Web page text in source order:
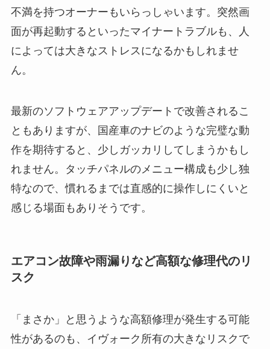
不満を持つオーナーもいらっしゃいます。突然画
面が再起動するといったマイナートラブルも、人
によっては大きなストレスになるかもしれませ
ん。
最新のソフトウェアアップデートで改善されるこ
ともありますが、国産車のナビのような完璧な動
作を期待すると、少しガッカリしてしまうかもし
れません。タッチパネルのメニュー構成も少し独
特なので、慣れるまでは直感的に操作しにくいと
感じる場面もありそうです。
エアコン故障や雨漏りなど高額な修理代のリ
スク
「まさか」と思うような高額修理が発生する可能
性があるのも、イヴォーク所有の大きなリスクで